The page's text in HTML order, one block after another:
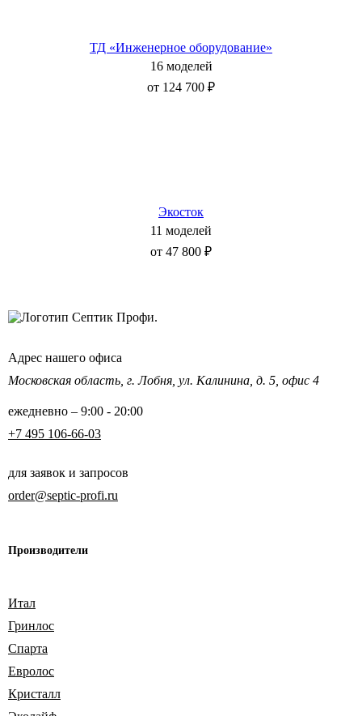
ТД «Инженерное оборудование»
16 моделей
от 124 700 ₽
Экосток
11 моделей
от 47 800 ₽
Адрес нашего офиса
Московская область, г. Лобня, ул. Калинина, д. 5, офис 4
ежедневно – 9:00 - 20:00
+7 495 106-66-03
для заявок и запросов
order@septic-profi.ru
Производители
Итал
Гринлос
Спарта
Евролос
Кристалл